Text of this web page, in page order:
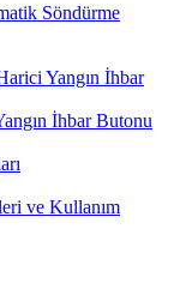
Söndürme
Yangın İhbar
İhbar Butonu
ve Kullanım